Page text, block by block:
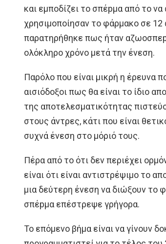
και εμποδίζει το σπέpμα από το
χρησιμοποίησαν το φάρμακο σε
παρατηρήθηκε πως ήταν
ολόκληρο χρόνο μετά την ένεση.
Παρόλο που είναι μικρή η έρευνα
αισιόδοξοι πως θα είναι το ίδιο
της αποτελεσματικότητας
στους άντρες, κάτι που είναι
συχνά ένεση στο μόριό τους.
Πέρα από το ότι δεν περιέχει
είναι ότι είναι αντιστρέψιμο το
μια δεύτερη ένεση να διώξουν το
σπέpμα επέστρεψε γρήγορα.
Το επόμενο βήμα είναι να γίνουν